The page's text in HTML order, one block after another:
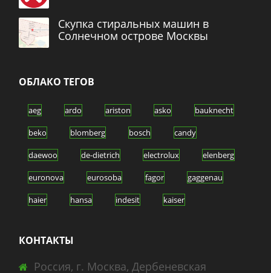
Скупка стиральных машин в
Солнечном острове Москвы
ОБЛАКО ТЕГОВ
aeg ardo ariston asko bauknecht
beko blomberg bosch candy
daewoo de-dietrich electrolux elenberg
euronova eurosoba fagor gaggenau
haier hansa indesit kaiser
miele neff
siemens siltal smeg vestfrost
КОНТАКТЫ
Россия, г. Москва, Дербеневская